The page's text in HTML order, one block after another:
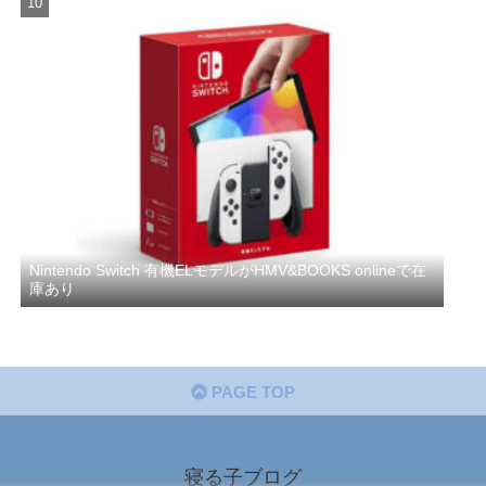
Nintendo Switch 有機ELモデルがHMV&BOOKS onlineで在
庫あり
PAGE TOP
寝る子ブログ